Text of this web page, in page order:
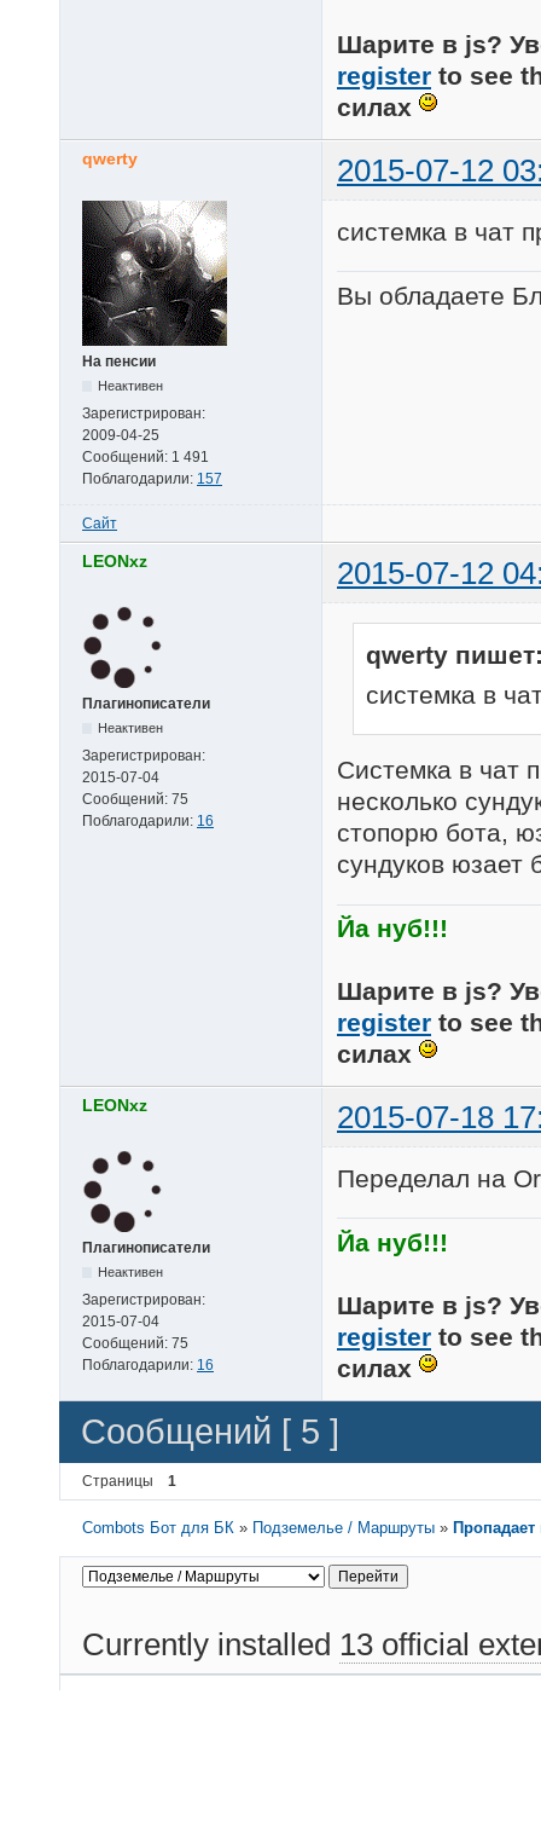
Шарите в js?
register to see
силах
qwerty 2015-07-12
На пенсии
Неактивен
Зарегистрирован:
2009-04-25
Сообщений: 1 491
Поблагодарили: 157
системка в чат
Вы обладаете
Сайт
LEONxz 2015-07-12
Плагинописатели
Неактивен
Зарегистрирован:
2015-07-04
Сообщений: 75
Поблагодарили: 16
qwerty
системка в
Системка в чат
несколько
стопорю бота,
сундуков юзает
Йа нуб!!!
Шарите в js?
register to see
силах
LEONxz 2015-07-18
Плагинописатели
Неактивен
Зарегистрирован:
2015-07-04
Сообщений: 75
Поблагодарили: 16
Переделал на
Йа нуб!!!
Шарите в js?
register to see
силах
Сообщений [ 5 ]
Страницы 1
Combots Бот для БК » Подземелье / Маршруты »
Currently installed 13 official